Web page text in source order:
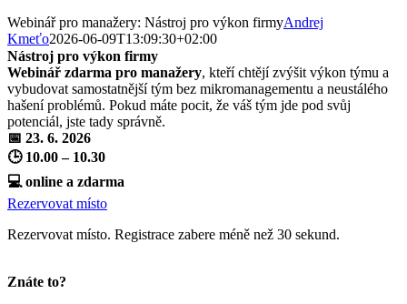
Webinář pro manažery: Nástroj pro výkon firmyAndrej
Kmeťo2026-06-09T13:09:30+02:00
Nástroj pro výkon firmy
Webinář zdarma pro manažery, kteří chtějí zvýšit výkon týmu a
vybudovat samostatnější tým bez mikromanagementu a neustálého
hašení problémů. Pokud máte pocit, že váš tým jde pod svůj
potenciál, jste tady správně.
📅 23. 6. 2026
🕒 10.00 – 10.30
💻 online a zdarma
Rezervovat místo
Rezervovat místo. Registrace zabere méně než 30 sekund.
Znáte to?